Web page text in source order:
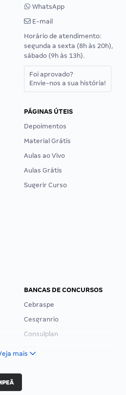
WhatsApp
E-mail
Horário de atendimento:
segunda a sexta (8h às 20h),
sábado (9h às 13h).
Foi aprovado?
Envie-nos a sua história!
PÁGINAS ÚTEIS
Depoimentos
Material Grátis
Aulas ao Vivo
Aulas Grátis
Sugerir Curso
BANCAS DE CONCURSOS
Cebraspe
Cesgranrio
Consulplan
mais